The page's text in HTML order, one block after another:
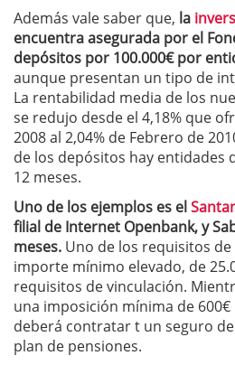
Además vale saber que, la
encuentra asegurada por el
depósitos por 100.000€ por
aunque presentan un tipo de
La rentabilidad media de los
se redujo desde el 4,18% que
2008 al 2,04% de Febrero de
de los depósitos hay entidades
12 meses.
Uno de los ejemplos es el
filial de Internet Openbank, y
meses. Uno de los requisitos
importe mínimo elevado, de
requisitos de vinculación.
una imposición mínima de 600€
deberá contratar t un seguro
plan de pensiones.